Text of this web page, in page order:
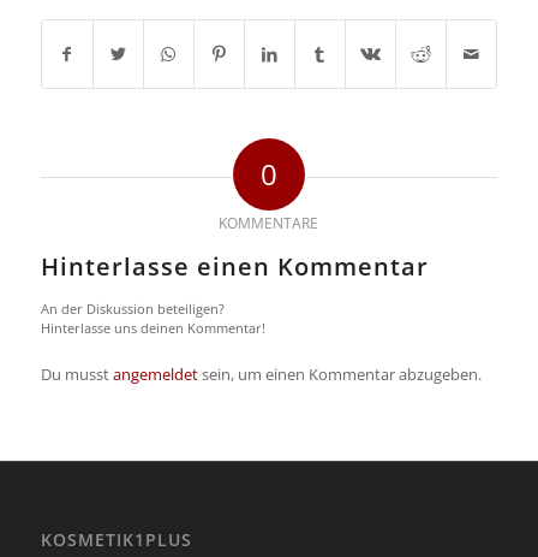
0
KOMMENTARE
Hinterlasse einen Kommentar
An der Diskussion beteiligen?
Hinterlasse uns deinen Kommentar!
Du musstangemeldetsein, um einen Kommentar abzugeben.
KOSMETIK1PLUS